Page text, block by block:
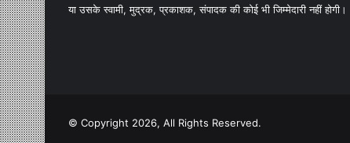
या उसके स्वामी, मुद्रक, प्रकाशक, संपादक की कोई भी जिम्मेदारी नहीं होगी।
© Copyright 2026, All Rights Reserved.